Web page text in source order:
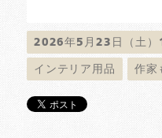
2026年5月23日（土）
インテリア用品 作家